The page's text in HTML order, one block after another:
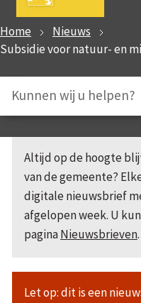
Home
Nieuws
Subsidie voor natuur- en
Altijd op de hoogte
van de gemeente?
digitale nieuwsbrief
afgelopen week. U
paginaNieuwsbrieven.
Let op: dit is een